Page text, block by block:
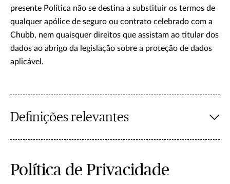
presente Política não se destina a substituir os termos de
qualquer apólice de seguro ou contrato celebrado com a
Chubb, nem quaisquer direitos que assistam ao titular dos
dados ao abrigo da legislação sobre a proteção de dados
aplicável.
Definições relevantes
Política de Privacidade